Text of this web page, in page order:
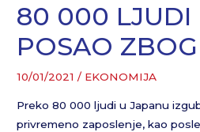
80 000 LJUDI
POSAO
10/01/2021/ EKONOMIJA
Preko 80 000 ljudi u Japanu
privremeno zaposlenje, kao